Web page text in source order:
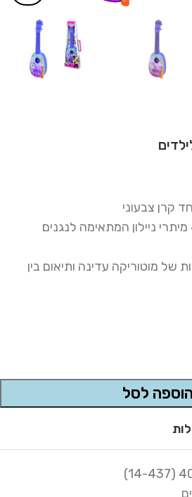
קרן צבעוני
באורך של 43 ס”מ עם 4 מיתרי ניילון המתאימה לנגנים
של מוטוריקה עדינה ותיאום בין
הוספה לסל